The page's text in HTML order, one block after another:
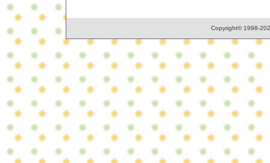
Copyright© 1998-